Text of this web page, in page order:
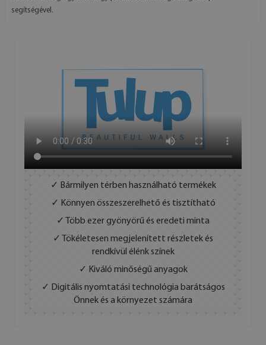
segítségével.
✓ Bármilyen térben használható termékek
✓ Könnyen összeszerelhető és tisztítható
✓ Több ezer gyönyörű és eredeti minta
✓ Tökéletesen megjelenített részletek és
rendkívül élénk színek
✓ Kiváló minőségű anyagok
✓ Digitális nyomtatási technológia barátságos
Önnek és a környezet számára